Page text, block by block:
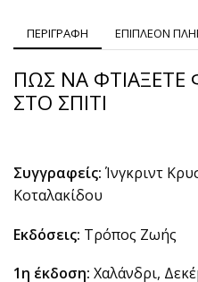
ΠΕΡΙΓΡΑΦΗ ΕΠΙΠΛΕΟΝ
ΠΩΣ ΝΑ ΦΤΙΑΞΕΤΕ
ΣΤΟ ΣΠΙΤΙ
Συγγραφείς: Ίνγκριντ
Κοταλακίδου
Εκδόσεις: Τρόπος Ζωής
1η έκδοση: Χαλάνδρι,